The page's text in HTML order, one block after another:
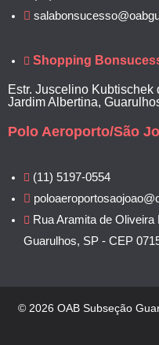
Shopping
Estr. Juscelino Kubtischek
Jardim Albertina,
Polo Aeroporto/São
(11) 5197-0554
Rua Aramita de
Guarulhos, SP - CEP
© 2026 OAB Subseção